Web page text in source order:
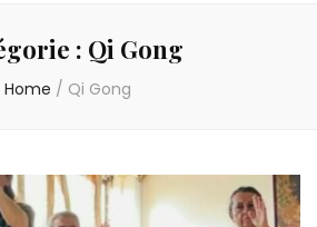
: Qi Gong
Home / Qi Gong